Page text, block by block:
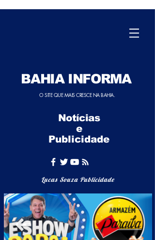
BAHIA INFORMA
O SITE QUE MAIS CRESCE NA BAHIA.
Notícias
e
Publicidade
Lucas Souza Publicidade